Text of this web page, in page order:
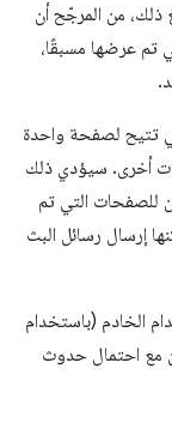
ذلك، من المرجّح أن
تم عرضها مسبقًا،
تتيح لصفحة واحدة
أخرى. سيؤدي ذلك
للصفحات التي تم
إرسال رسائل البث
الخادم (باستخدام
مع احتمال حدوث